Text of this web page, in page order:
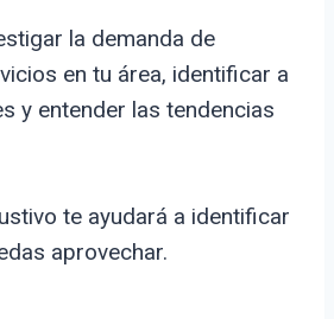
la demanda de
en tu área, identificar a
y entender las tendencias
te ayudará a identificar
aprovechar.